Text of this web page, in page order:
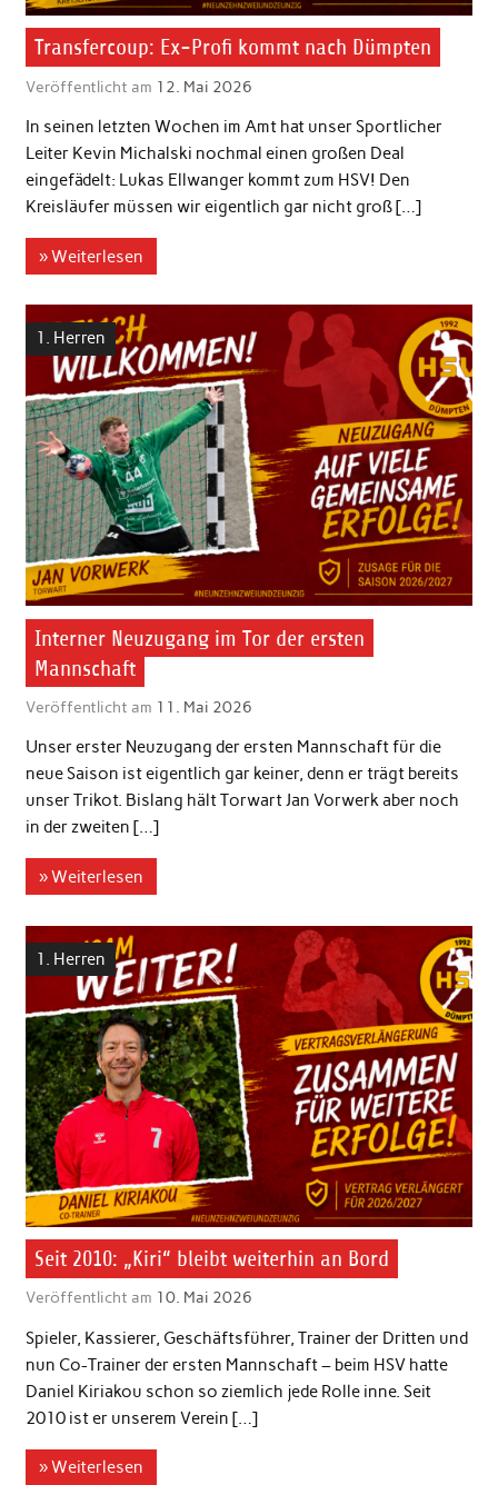
Transfercoup: Ex-Profi kommt nach Dümpten
Veröffentlicht am 12. Mai 2026
In seinen letzten Wochen im Amt hat unser Sportlicher
Leiter Kevin Michalski nochmal einen großen Deal
eingefädelt: Lukas Ellwanger kommt zum HSV! Den
Kreisläufer müssen wir eigentlich gar nicht groß […]
» Weiterlesen
1. Herren
Interner Neuzugang im Tor der ersten
Mannschaft
Veröffentlicht am 11. Mai 2026
Unser erster Neuzugang der ersten Mannschaft für die
neue Saison ist eigentlich gar keiner, denn er trägt bereits
unser Trikot. Bislang hält Torwart Jan Vorwerk aber noch
in der zweiten […]
» Weiterlesen
1. Herren
Seit 2010: „Kiri“ bleibt weiterhin an Bord
Veröffentlicht am 10. Mai 2026
Spieler, Kassierer, Geschäftsführer, Trainer der Dritten und
nun Co-Trainer der ersten Mannschaft – beim HSV hatte
Daniel Kiriakou schon so ziemlich jede Rolle inne. Seit
2010 ist er unserem Verein […]
» Weiterlesen